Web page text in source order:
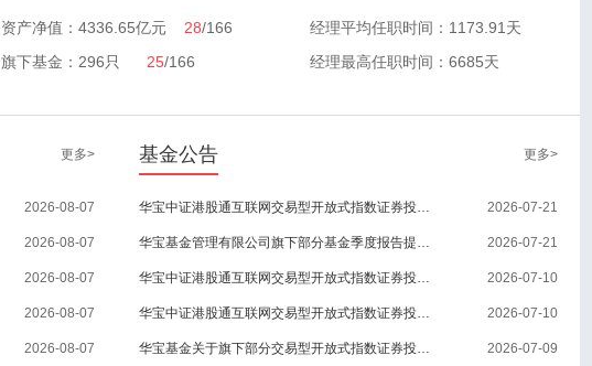
资产净值：4336.65亿元 28/166
经理平均任职时间：1173.91天
旗下基金：296只 25/166 经理最高任职时间：6685天
更多>
2026-08-07
2026-08-07
2026-08-07
2026-08-07
2026-08-07
基金公告 更多>
华宝中证港股通互联网交易型开放式指数证券投资基金2026年第2季度报告 2026-07-21
华宝基金管理有限公司旗下部分基金季度报告提示性公告 2026-07-21
华宝中证港股通互联网交易型开放式指数证券投资基金招募说明书(更新) 2026-07-10
华宝中证港股通互联网交易型开放式指数证券投资基金基金产品资料概要(更新) 2026-07-10
华宝基金关于旗下部分交易型开放式指数证券投资基金新增国海证券股份有限公司为一级交易商的公告 2026-07-09